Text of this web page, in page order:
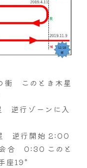
衝 このとき木星
逆行ゾーンに入
逆行開始 2:00
合 0:30 このと
座19°